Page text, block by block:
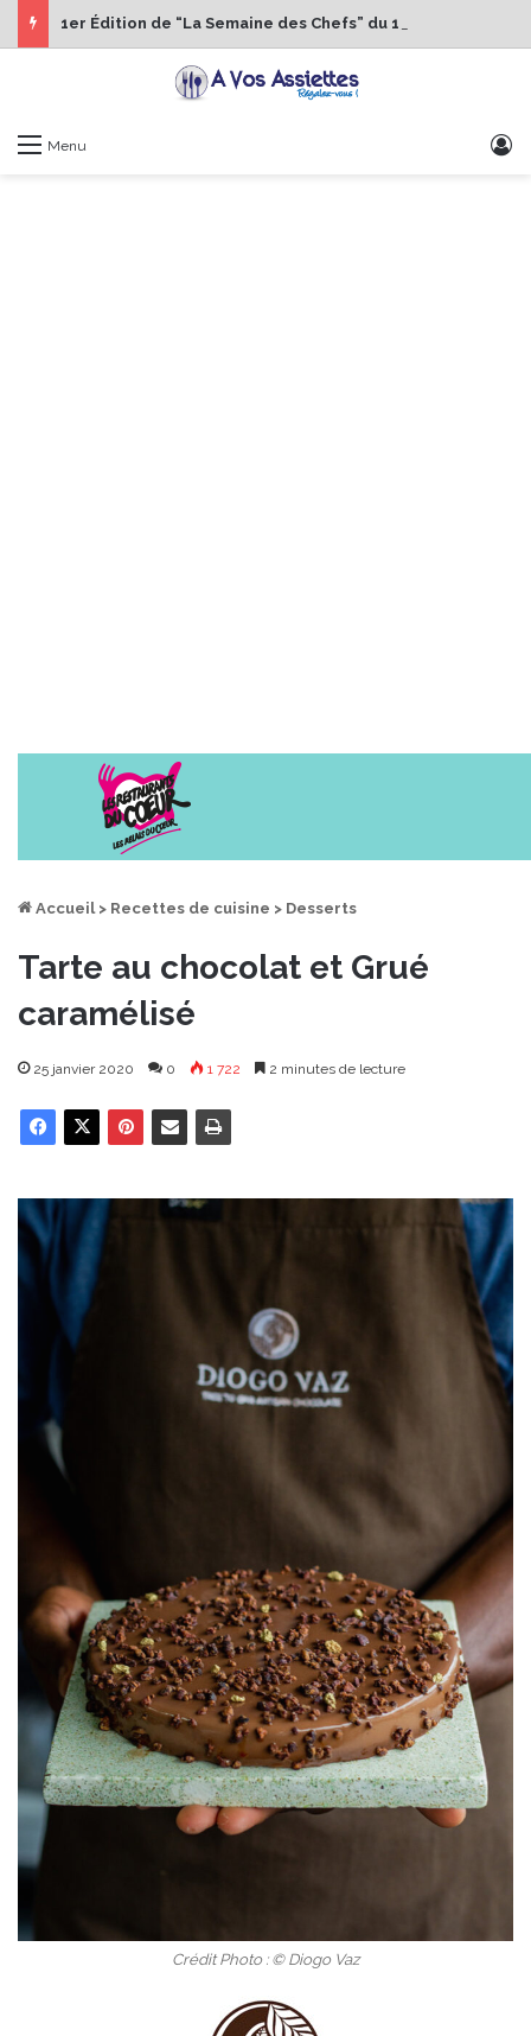
Menu
Accueil > Recettes de cuisine > Desserts
Tarte au chocolat et Grué
caramélisé
25 janvier 2020 0 1 722 2 minutes de lecture
Crédit Photo : © Diogo Vaz